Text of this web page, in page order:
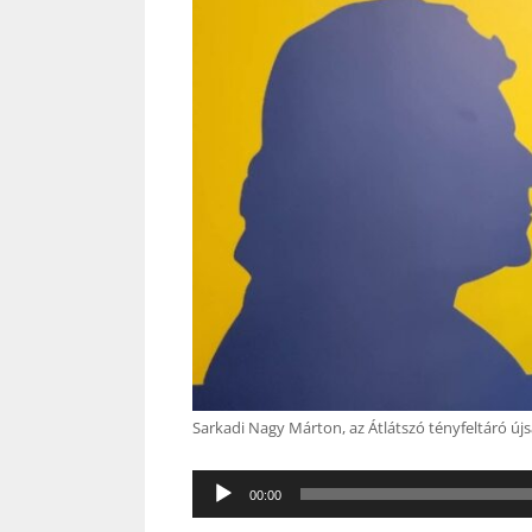
Sarkadi Nagy Márton, az Átlátszó tényfeltáró
Audió
lejátszó
00:00